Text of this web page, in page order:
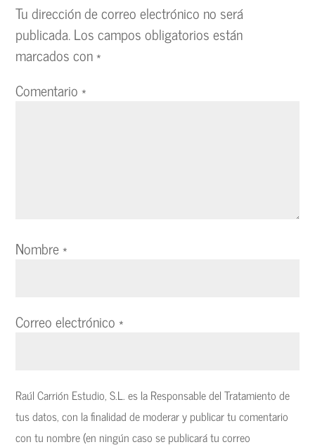
Tu dirección de correo electrónico no será
publicada.Los campos obligatorios están
marcados con*
Comentario*
Nombre*
Correo electrónico*
Raúl Carrión Estudio, S.L. es la Responsable del Tratamiento de
tus datos, con la finalidad de moderar y publicar tu comentario
con tu nombre (en ningún caso se publicará tu correo